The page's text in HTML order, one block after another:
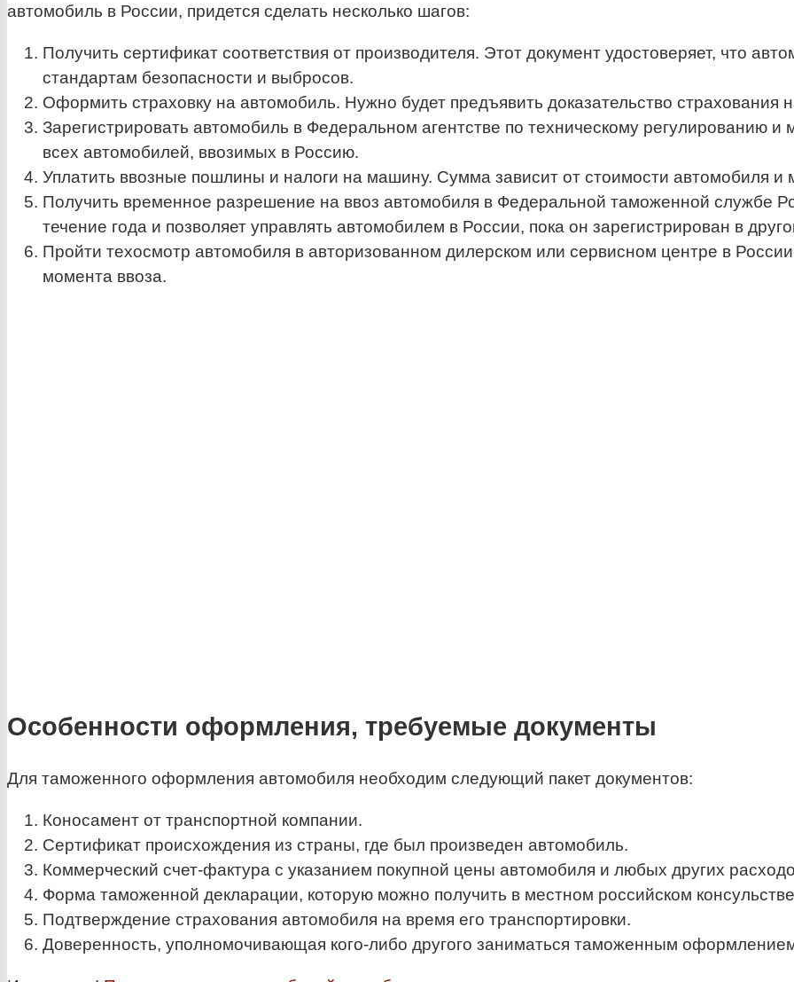
автомобиль в России, придется сделать несколько шагов:
Получить сертификат соответствия от производителя. Этот документ удостоверяет, что
стандартам безопасности и выбросов.
Оформить страховку на автомобиль. Нужно будет предъявить доказательство страхования
Зарегистрировать автомобиль в Федеральном агентстве по техническому регулированию и
всех автомобилей, ввозимых в Россию.
Уплатить ввозные пошлины и налоги на машину. Сумма зависит от стоимости автомобиля и
Получить временное разрешение на ввоз автомобиля в Федеральной таможенной службе
течение года и позволяет управлять автомобилем в России, пока он зарегистрирован в
Пройти техосмотр автомобиля в авторизованном дилерском или сервисном центре в
момента ввоза.
Особенности оформления, требуемые документы
Для таможенного оформления автомобиля необходим следующий пакет документов:
Коносамент от транспортной компании.
Сертификат происхождения из страны, где был произведен автомобиль.
Коммерческий счет-фактура с указанием покупной цены автомобиля и любых других
Форма таможенной декларации, которую можно получить в местном российском
Подтверждение страхования автомобиля на время его транспортировки.
Доверенность, уполномочивающая кого-либо другого заниматься таможенным